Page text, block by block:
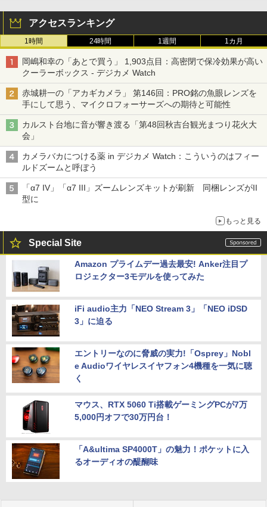
アクセスランキング
1時間 24時間 1週間 1カ月
岡嶋和幸の「あとで買う」 1,903点目：高密閉で保冷効果が高い
クーラーボックス - デジカメ Watch
赤城耕一の「アカギカメラ」 第146回：PRO銘の魚眼レンズを
手にして思う、マイクロフォーサーズへの期待と可能性
カルスト台地に音が響き渡る「第48回秋吉台観光まつり花火大
会」
カメラバカにつける薬 in デジカメ Watch：こういうのはフィー
ルドズームと呼ぼう
「α7 IV」「α7 III」ズームレンズキットが刷新 同梱レンズがII
型に
もっと見る
Special Site
Amazon プライムデー過去最安! Anker注目プ
ロジェクター3モデルを使ってみた
iFi audio主力「NEO Stream 3」「NEO iDSD
3」に迫る
エントリーなのに脅威の実力!「Osprey」Nobl
e Audioワイヤレスイヤフォン4機種を一気に聴
く
マウス、RTX 5060 Ti搭載ゲーミングPCが7万
5,000円オフで30万円台！
「A&ultima SP4000T」の魅力！ポケットに入
るオーディオの醍醐味